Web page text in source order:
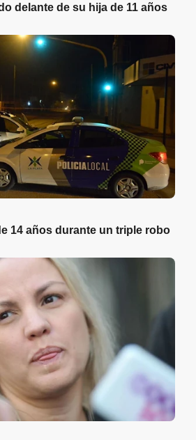
delante de su hija de 11 años
14 años durante un triple robo